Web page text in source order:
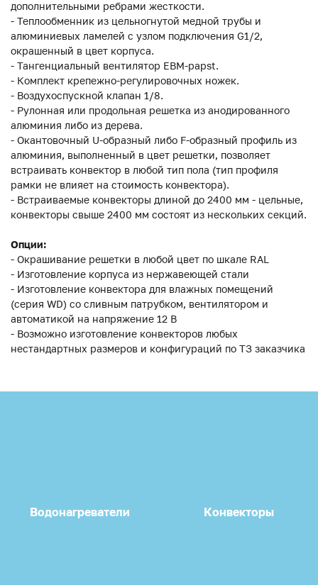
дополнительными ребрами жесткости.
- Теплообменник из цельногнутой медной трубы и
алюминиевых ламелей с узлом подключения G1/2,
окрашенный в цвет корпуса.
- Тангенциальный вентилятор EBM-papst.
- Комплект крепежно-регулировочных ножек.
- Воздухоспускной клапан 1/8.
- Рулонная или продольная решетка из анодированного
алюминия либо из дерева.
- Окантовочный U-образный либо F-образный профиль из
алюминия, выполненный в цвет решетки, позволяет
встраивать конвектор в любой тип пола (тип профиля
рамки не влияет на стоимость конвектора).
- Встраиваемые конвекторы длиной до 2400 мм - цельные,
конвекторы свыше 2400 мм состоят из нескольких секций.
Опции:
- Окрашивание решетки в любой цвет по шкале RAL
- Изготовление корпуса из нержавеющей стали
- Изготовление конвектора для влажных помещений
(серия WD) со сливным патрубком, вентилятором и
автоматикой на напряжение 12 В
- Возможно изготовление конвекторов любых
нестандартных размеров и конфигураций по ТЗ заказчика
Водонагреватели Конвекторы